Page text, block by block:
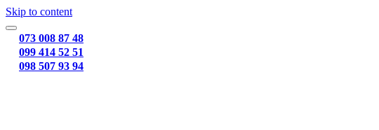
Skip to content
073 008 87 48
099 414 52 51
098 507 93 94